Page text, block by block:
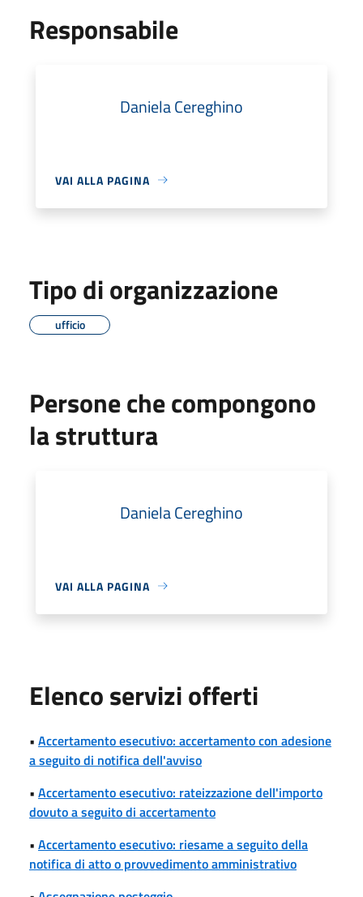
Responsabile
Daniela Cereghino
VAI ALLA PAGINA
Tipo di organizzazione
ufficio
Persone che compongono
la struttura
Daniela Cereghino
VAI ALLA PAGINA
Elenco servizi offerti
• Accertamento esecutivo: accertamento con adesione
a seguito di notifica dell'avviso
• Accertamento esecutivo: rateizzazione dell'importo
dovuto a seguito di accertamento
• Accertamento esecutivo: riesame a seguito della
notifica di atto o provvedimento amministrativo